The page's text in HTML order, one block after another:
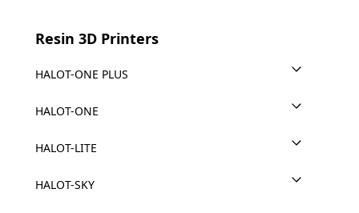
Resin 3D Printers
HALOT-ONE PLUS
HALOT-ONE
HALOT-LITE
HALOT-SKY